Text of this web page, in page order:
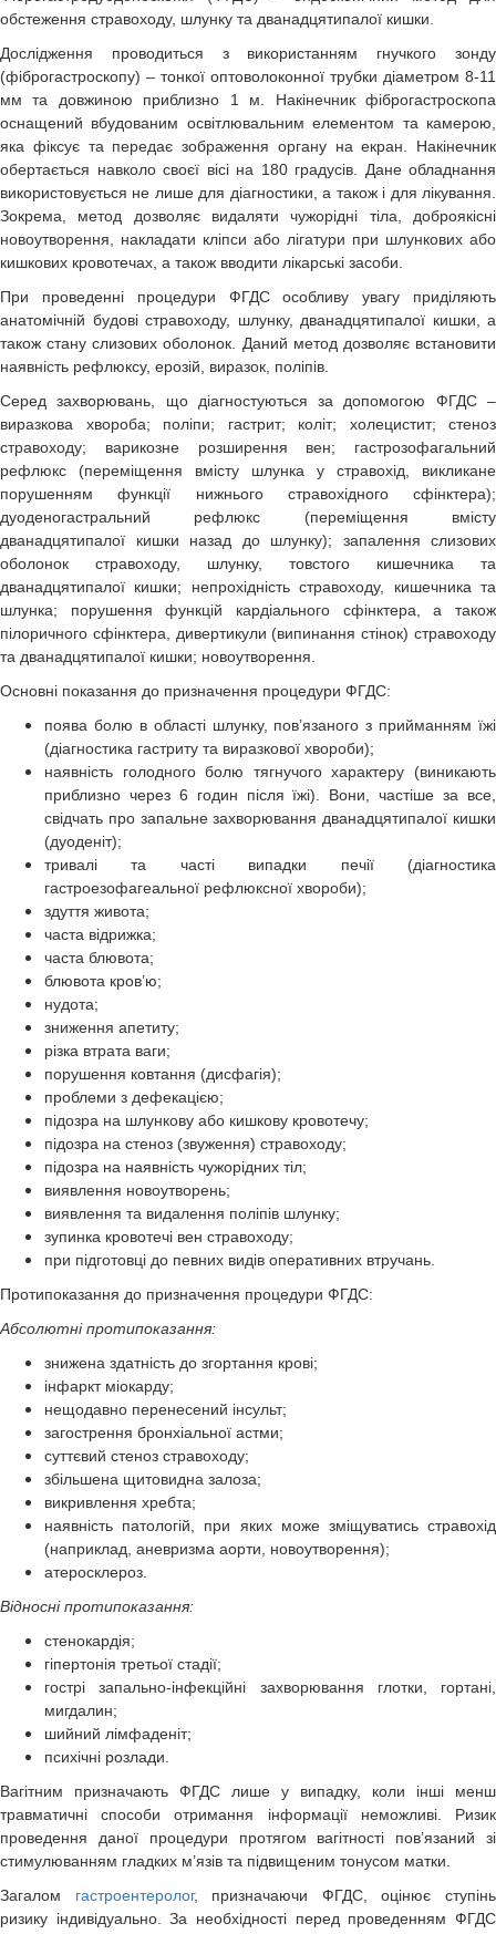
обстеження стравоходу, шлунку та дванадцятипалої кишки.
Дослідження проводиться з використанням гнучкого зонду
(фіброгастроскопу) – тонкої оптоволоконної трубки діаметром 8-11
мм та довжиною приблизно 1 м. Накінечник фіброгастроскопа
оснащений вбудованим освітлювальним елементом та камерою,
яка фіксує та передає зображення органу на екран. Накінечник
обертається навколо своєї вісі на 180 градусів. Дане обладнання
використовується не лише для діагностики, а також і для лікування.
Зокрема, метод дозволяє видаляти чужорідні тіла, доброякісні
новоутворення, накладати кліпси або лігатури при шлункових або
кишкових кровотечах, а також вводити лікарські засоби.
При проведенні процедури ФГДС особливу увагу приділяють
анатомічній будові стравоходу, шлунку, дванадцятипалої кишки, а
також стану слизових оболонок. Даний метод дозволяє встановити
наявність рефлюксу, ерозій, виразок, поліпів.
Серед захворювань, що діагностуються за допомогою ФГДС –
виразкова хвороба; поліпи; гастрит; коліт; холецистит; стеноз
стравоходу; варикозне розширення вен; гастрозофагальний
рефлюкс (переміщення вмісту шлунка у стравохід, викликане
порушенням функції нижнього стравохідного сфінктера);
дуоденогастральний рефлюкс (переміщення вмісту
дванадцятипалої кишки назад до шлунку); запалення слизових
оболонок стравоходу, шлунку, товстого кишечника та
дванадцятипалої кишки; непрохідність стравоходу, кишечника та
шлунка; порушення функцій кардіального сфінктера, а також
пілоричного сфінктера, дивертикули (випинання стінок) стравоходу
та дванадцятипалої кишки; новоутворення.
Основні показання до призначення процедури ФГДС:
поява болю в області шлунку, пов’язаного з прийманням їжі
(діагностика гастриту та виразкової хвороби);
наявність голодного болю тягнучого характеру (виникають
приблизно через 6 годин після їжі). Вони, частіше за все,
свідчать про запальне захворювання дванадцятипалої кишки
(дуоденіт);
тривалі та часті випадки печії (діагностика
гастроезофагеальної рефлюксної хвороби);
здуття живота;
часта відрижка;
часта блювота;
блювота кров’ю;
нудота;
зниження апетиту;
різка втрата ваги;
порушення ковтання (дисфагія);
проблеми з дефекацією;
підозра на шлункову або кишкову кровотечу;
підозра на стеноз (звуження) стравоходу;
підозра на наявність чужорідних тіл;
виявлення новоутворень;
виявлення та видалення поліпів шлунку;
зупинка кровотечі вен стравоходу;
при підготовці до певних видів оперативних втручань.
Протипоказання до призначення процедури ФГДС:
Абсолютні протипоказання:
знижена здатність до згортання крові;
інфаркт міокарду;
нещодавно перенесений інсульт;
загострення бронхіальної астми;
суттєвий стеноз стравоходу;
збільшена щитовидна залоза;
викривлення хребта;
наявність патологій, при яких може зміщуватись стравохід
(наприклад, аневризма аорти, новоутворення);
атеросклероз.
Відносні протипоказання:
стенокардія;
гіпертонія третьої стадії;
гострі запально-інфекційні захворювання глотки, гортані,
мигдалин;
шийний лімфаденіт;
психічні розлади.
Вагітним призначають ФГДС лише у випадку, коли інші менш
травматичні способи отримання інформації неможливі. Ризик
проведення даної процедури протягом вагітності пов’язаний зі
стимулюванням гладких м’язів та підвищеним тонусом матки.
Загалом гастроентеролог, призначаючи ФГДС, оцінює ступінь
ризику індивідуально. За необхідності перед проведенням ФГДС